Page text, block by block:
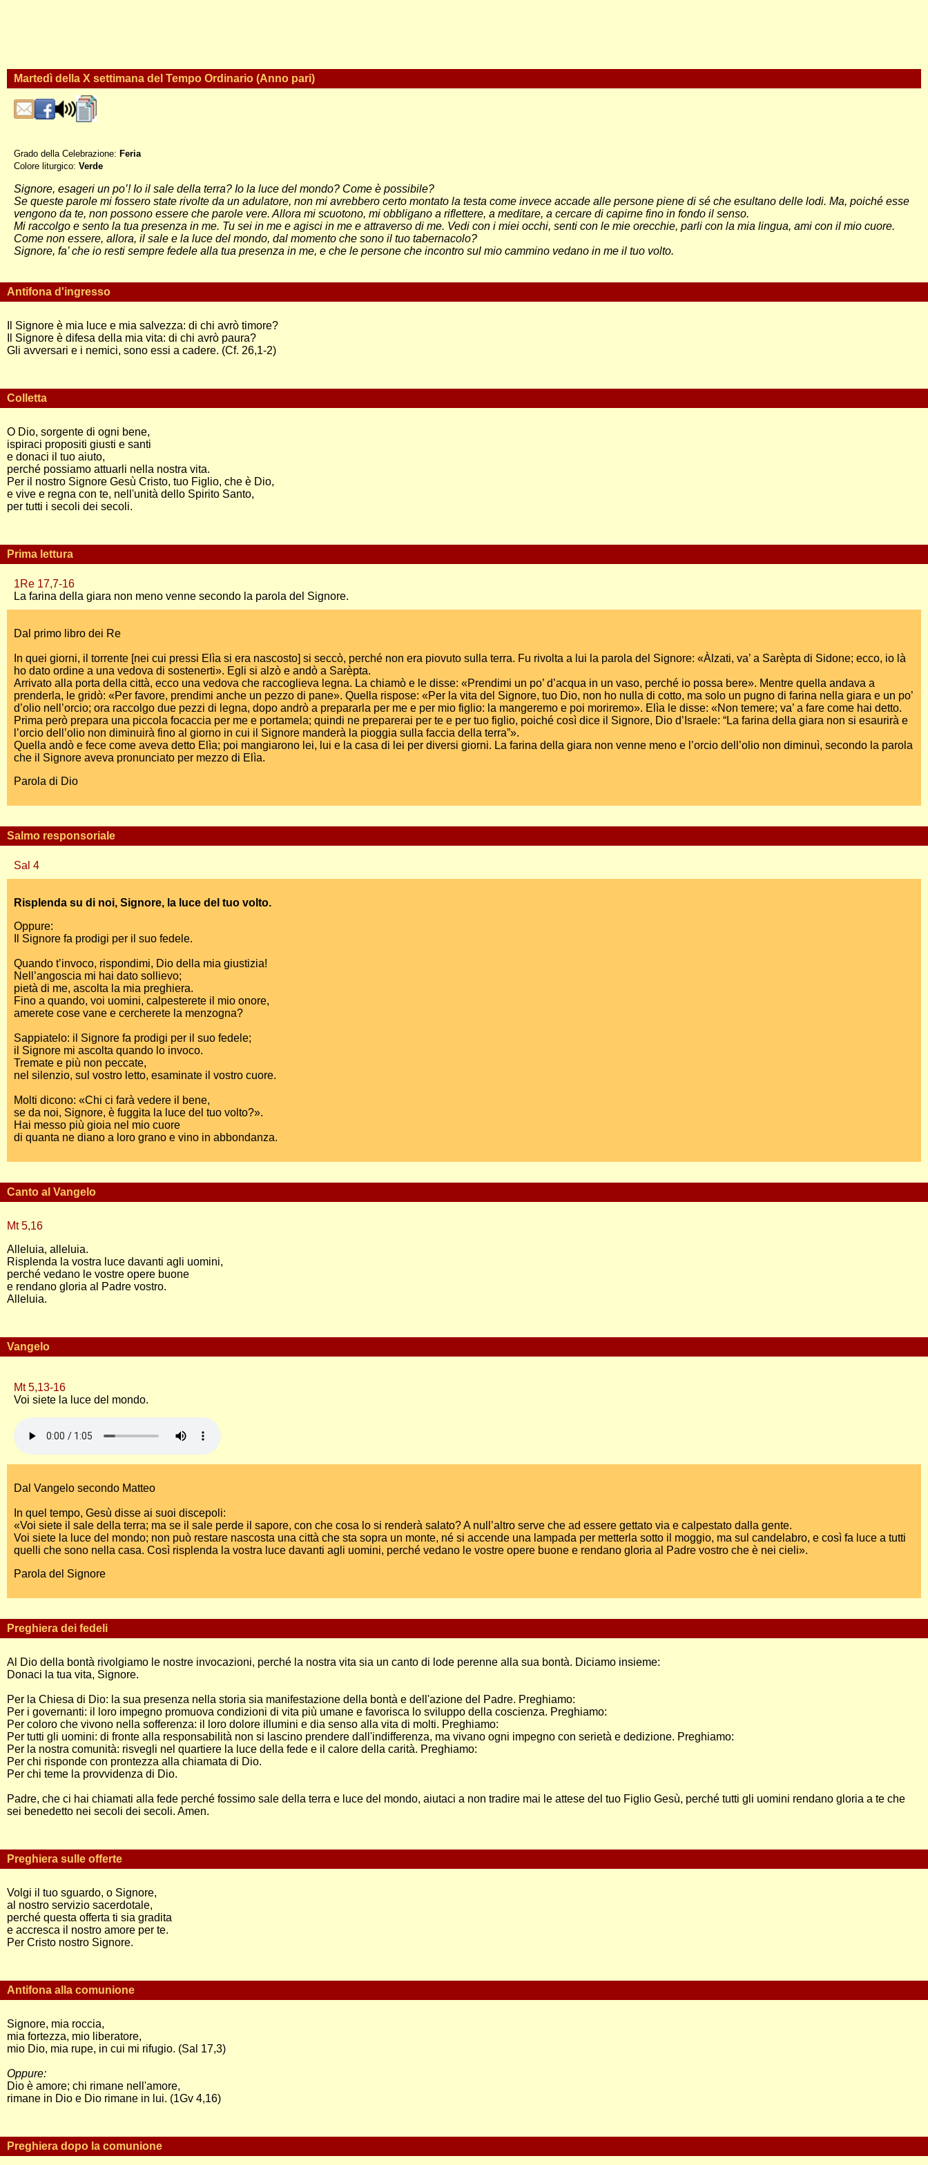
Martedì della X settimana del Tempo Ordinario (Anno pari)
Grado della Celebrazione: Feria
Colore liturgico: Verde
Signore, esageri un po’! Io il sale della terra? Io la luce del mondo? Come è possibile?
Se queste parole mi fossero state rivolte da un adulatore, non mi avrebbero certo montato la testa come invece accade alle persone piene di sé che esultano delle lodi. Ma, poiché esse
vengono da te, non possono essere che parole vere. Allora mi scuotono, mi obbligano a riflettere, a meditare, a cercare di capirne fino in fondo il senso.
Mi raccolgo e sento la tua presenza in me. Tu sei in me e agisci in me e attraverso di me. Vedi con i miei occhi, senti con le mie orecchie, parli con la mia lingua, ami con il mio cuore.
Come non essere, allora, il sale e la luce del mondo, dal momento che sono il tuo tabernacolo?
Signore, fa’ che io resti sempre fedele alla tua presenza in me, e che le persone che incontro sul mio cammino vedano in me il tuo volto.
Antifona d'ingresso
Il Signore è mia luce e mia salvezza: di chi avrò timore?
Il Signore è difesa della mia vita: di chi avrò paura?
Gli avversari e i nemici, sono essi a cadere. (Cf. 26,1-2)
Colletta
O Dio, sorgente di ogni bene,
ispiraci propositi giusti e santi
e donaci il tuo aiuto,
perché possiamo attuarli nella nostra vita.
Per il nostro Signore Gesù Cristo, tuo Figlio, che è Dio,
e vive e regna con te, nell'unità dello Spirito Santo,
per tutti i secoli dei secoli.
Prima lettura
1Re 17,7-16
La farina della giara non meno venne secondo la parola del Signore.
Dal primo libro dei Re
In quei giorni, il torrente [nei cui pressi Elìa si era nascosto] si seccò, perché non era piovuto sulla terra. Fu rivolta a lui la parola del Signore: «Àlzati, va’ a Sarèpta di Sidone; ecco, io là
ho dato ordine a una vedova di sostenerti». Egli si alzò e andò a Sarèpta.
Arrivato alla porta della città, ecco una vedova che raccoglieva legna. La chiamò e le disse: «Prendimi un po’ d’acqua in un vaso, perché io possa bere». Mentre quella andava a
prenderla, le gridò: «Per favore, prendimi anche un pezzo di pane». Quella rispose: «Per la vita del Signore, tuo Dio, non ho nulla di cotto, ma solo un pugno di farina nella giara e un po’
d’olio nell’orcio; ora raccolgo due pezzi di legna, dopo andrò a prepararla per me e per mio figlio: la mangeremo e poi moriremo». Elìa le disse: «Non temere; va’ a fare come hai detto.
Prima però prepara una piccola focaccia per me e portamela; quindi ne preparerai per te e per tuo figlio, poiché così dice il Signore, Dio d’Israele: “La farina della giara non si esaurirà e
l’orcio dell’olio non diminuirà fino al giorno in cui il Signore manderà la pioggia sulla faccia della terra”».
Quella andò e fece come aveva detto Elìa; poi mangiarono lei, lui e la casa di lei per diversi giorni. La farina della giara non venne meno e l’orcio dell’olio non diminuì, secondo la parola
che il Signore aveva pronunciato per mezzo di Elìa.
Parola di Dio
Salmo responsoriale
Sal 4
Risplenda su di noi, Signore, la luce del tuo volto.
Oppure:
Il Signore fa prodigi per il suo fedele.
Quando t’invoco, rispondimi, Dio della mia giustizia!
Nell’angoscia mi hai dato sollievo;
pietà di me, ascolta la mia preghiera.
Fino a quando, voi uomini, calpesterete il mio onore,
amerete cose vane e cercherete la menzogna?
Sappiatelo: il Signore fa prodigi per il suo fedele;
il Signore mi ascolta quando lo invoco.
Tremate e più non peccate,
nel silenzio, sul vostro letto, esaminate il vostro cuore.
Molti dicono: «Chi ci farà vedere il bene,
se da noi, Signore, è fuggita la luce del tuo volto?».
Hai messo più gioia nel mio cuore
di quanta ne diano a loro grano e vino in abbondanza.
Canto al Vangelo
Mt 5,16
Alleluia, alleluia.
Risplenda la vostra luce davanti agli uomini,
perché vedano le vostre opere buone
e rendano gloria al Padre vostro.
Alleluia.
Vangelo
Mt 5,13-16
Voi siete la luce del mondo.
Dal Vangelo secondo Matteo
In quel tempo, Gesù disse ai suoi discepoli:
«Voi siete il sale della terra; ma se il sale perde il sapore, con che cosa lo si renderà salato? A null’altro serve che ad essere gettato via e calpestato dalla gente.
Voi siete la luce del mondo; non può restare nascosta una città che sta sopra un monte, né si accende una lampada per metterla sotto il moggio, ma sul candelabro, e così fa luce a tutti
quelli che sono nella casa. Così risplenda la vostra luce davanti agli uomini, perché vedano le vostre opere buone e rendano gloria al Padre vostro che è nei cieli».
Parola del Signore
Preghiera dei fedeli
Al Dio della bontà rivolgiamo le nostre invocazioni, perché la nostra vita sia un canto di lode perenne alla sua bontà. Diciamo insieme:
Donaci la tua vita, Signore.
Per la Chiesa di Dio: la sua presenza nella storia sia manifestazione della bontà e dell'azione del Padre. Preghiamo:
Per i governanti: il loro impegno promuova condizioni di vita più umane e favorisca lo sviluppo della coscienza. Preghiamo:
Per coloro che vivono nella sofferenza: il loro dolore illumini e dia senso alla vita di molti. Preghiamo:
Per tutti gli uomini: di fronte alla responsabilità non si lascino prendere dall'indifferenza, ma vivano ogni impegno con serietà e dedizione. Preghiamo:
Per la nostra comunità: risvegli nel quartiere la luce della fede e il calore della carità. Preghiamo:
Per chi risponde con prontezza alla chiamata di Dio.
Per chi teme la provvidenza di Dio.
Padre, che ci hai chiamati alla fede perché fossimo sale della terra e luce del mondo, aiutaci a non tradire mai le attese del tuo Figlio Gesù, perché tutti gli uomini rendano gloria a te che
sei benedetto nei secoli dei secoli. Amen.
Preghiera sulle offerte
Volgi il tuo sguardo, o Signore,
al nostro servizio sacerdotale,
perché questa offerta ti sia gradita
e accresca il nostro amore per te.
Per Cristo nostro Signore.
Antifona alla comunione
Signore, mia roccia,
mia fortezza, mio liberatore,
mio Dio, mia rupe, in cui mi rifugio. (Sal 17,3)
Oppure:
Dio è amore; chi rimane nell'amore,
rimane in Dio e Dio rimane in lui. (1Gv 4,16)
Preghiera dopo la comunione